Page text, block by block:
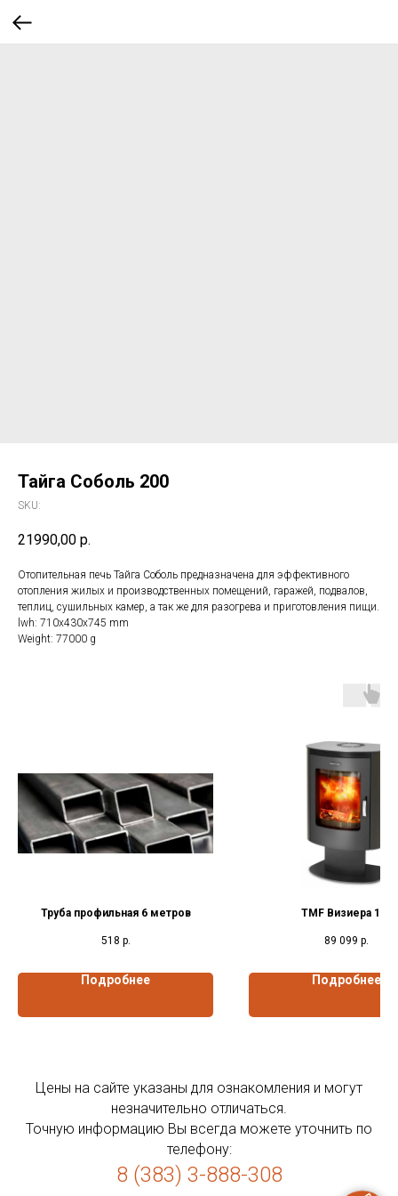
Тайга Соболь 200
SKU:
21990,00 р.
Отопительная печь Тайга Соболь предназначена для эффективного
отопления жилых и производственных помещений, гаражей, подвалов,
теплиц, сушильных камер, а так же для разогрева и приготовления пищи.
lwh: 710x430x745 mm
Weight: 77000 g
Труба профильная 6 метров
518 р.
Подробнее
TMF Визиера 150
89 099 р.
Подробнее
Цены на сайте указаны для ознакомления и могут
незначительно отличаться.
Точную информацию Вы всегда можете уточнить по
телефону:
8 (383) 3-888-308